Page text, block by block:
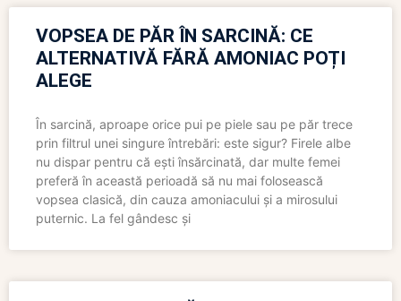
VOPSEA DE PĂR ÎN SARCINĂ: CE
ALTERNATIVĂ FĂRĂ AMONIAC POȚI
ALEGE
În sarcină, aproape orice pui pe piele sau pe păr trece
prin filtrul unei singure întrebări: este sigur? Firele albe
nu dispar pentru că ești însărcinată, dar multe femei
preferă în această perioadă să nu mai folosească
vopsea clasică, din cauza amoniacului și a mirosului
puternic. La fel gândesc și